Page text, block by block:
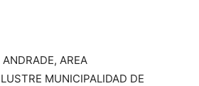
AREA
MUNICIPALIDAD DE